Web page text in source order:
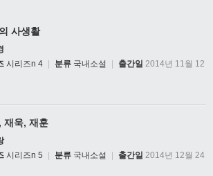
사생활
시리즈n 4 분류 국내소설 출간일 2014년 11월 12
재욱, 재훈
시리즈n 5 분류 국내소설 출간일 2014년 12월 24